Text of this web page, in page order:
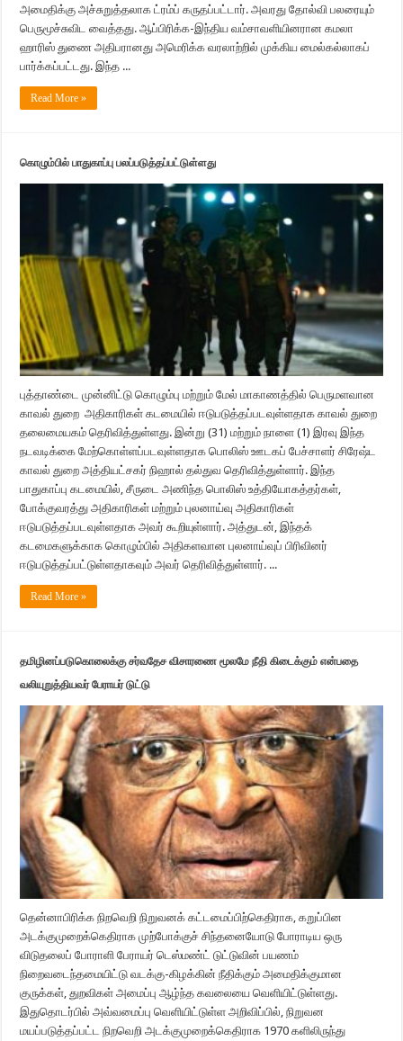
அமைதிக்கு அச்சுறுத்தலாக ட்ரம்ப் கருதப்பட்டார். அவரது தோல்வி பலரையும்
பெருமூச்சுவிட வைத்தது. ஆப்பிரிக்க-இந்திய வம்சாவளியினரான கமலா
ஹாரிஸ் துணை அதிபரானது அமெரிக்க வரலாற்றில் முக்கிய மைல்கல்லாகப்
பார்க்கப்பட்டது. இந்த ...
Read More »
கொழும்பில் பாதுகாப்பு பலப்படுத்தப்பட்டுள்ளது
புத்தாண்டை முன்னிட்டு கொழும்பு மற்றும் மேல் மாகாணத்தில் பெருமளவான
காவல் துறை அதிகாரிகள் கடமையில் ஈடுபடுத்தப்படவுள்ளதாக காவல் துறை
தலைமையகம் தெரிவித்துள்ளது. இன்று (31) மற்றும் நாளை (1) இரவு இந்த
நடவடிக்கை மேற்கொள்ளப்படவுள்ளதாக பொலிஸ் ஊடகப் பேச்சாளர் சிரேஷ்ட
காவல் துறை அத்தியட்சகர் நிஹால் தல்துவ தெரிவித்துள்ளார். இந்த
பாதுகாப்பு கடமையில், சீருடை அணிந்த பொலிஸ் உத்தியோகத்தர்கள்,
போக்குவரத்து அதிகாரிகள் மற்றும் புலனாய்வு அதிகாரிகள்
ஈடுபடுத்தப்படவுள்ளதாக அவர் கூறியுள்ளார். அத்துடன், இந்தக்
கடமைகளுக்காக கொழும்பில் அதிகளவான புலனாய்வுப் பிரிவினர்
ஈடுபடுத்தப்பட்டுள்ளதாகவும் அவர் தெரிவித்துள்ளார். ...
Read More »
தமிழினப்படுகொலைக்கு சர்வதேச விசாரணை மூலமே நீதி கிடைக்கும் என்பதை
வலியுறுத்தியவர் பேராயர் டுட்டு
தென்னாபிரிக்க நிறவெறி நிறுவனக் கட்டமைப்பிற்கெதிராக, கறுப்பின
அடக்குமுறைக்கெதிராக முற்போக்குச் சிந்தனையோடு போராடிய ஒரு
விடுதலைப் போராளி பேராயர் டெஸ்மண்ட் டுட்டுவின் பயணம்
நிறைவடைந்தமையிட்டு வடக்கு-கிழக்கின் நீதிக்கும் அமைதிக்குமான
குருக்கள், துறவிகள் அமைப்பு ஆழ்ந்த கவலையை வெளியிட்டுள்ளது.
இதுதொடர்பில் அவ்வமைப்பு வெளியிட்டுள்ள அறிவிப்பில், நிறுவன
மயப்படுத்தப்பட்ட நிறவெறி அடக்குமுறைக்கெதிராக 1970 களிலிருந்து